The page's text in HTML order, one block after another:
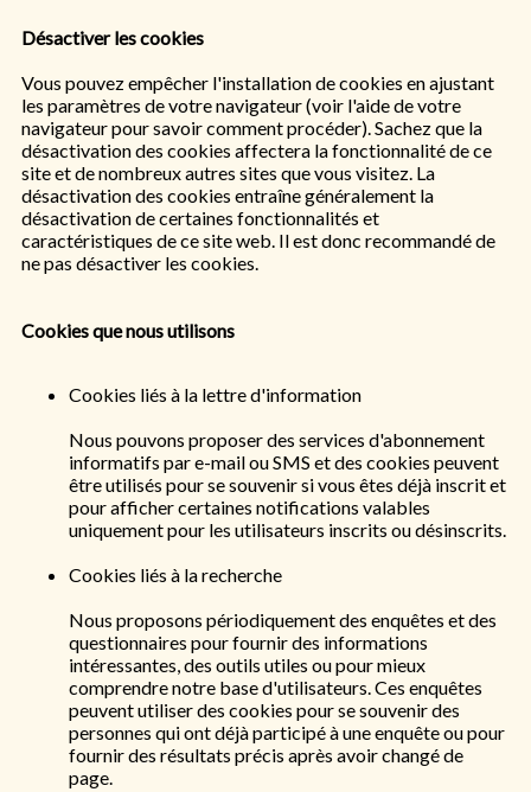
Désactiver les cookies
Vous pouvez empêcher l'installation de cookies en ajustant
les paramètres de votre navigateur (voir l'aide de votre
navigateur pour savoir comment procéder). Sachez que la
désactivation des cookies affectera la fonctionnalité de ce
site et de nombreux autres sites que vous visitez. La
désactivation des cookies entraîne généralement la
désactivation de certaines fonctionnalités et
caractéristiques de ce site web. Il est donc recommandé de
ne pas désactiver les cookies.
Cookies que nous utilisons
Cookies liés à la lettre d'information
Nous pouvons proposer des services d'abonnement
informatifs par e-mail ou SMS et des cookies peuvent
être utilisés pour se souvenir si vous êtes déjà inscrit et
pour afficher certaines notifications valables
uniquement pour les utilisateurs inscrits ou désinscrits.
Cookies liés à la recherche
Nous proposons périodiquement des enquêtes et des
questionnaires pour fournir des informations
intéressantes, des outils utiles ou pour mieux
comprendre notre base d'utilisateurs. Ces enquêtes
peuvent utiliser des cookies pour se souvenir des
personnes qui ont déjà participé à une enquête ou pour
fournir des résultats précis après avoir changé de
page.